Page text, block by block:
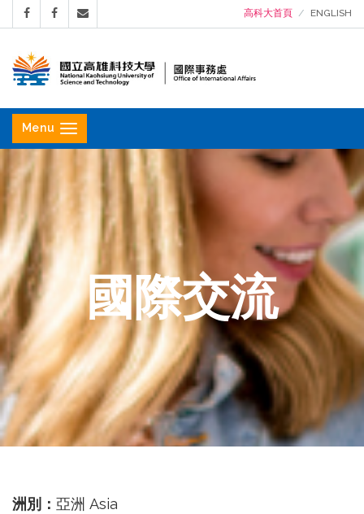
高科大首頁 ENGLISH
立
高
雄
科
技
大
學
國
事
務
處
Menu
國際交流
洲別： 亞洲 Asia